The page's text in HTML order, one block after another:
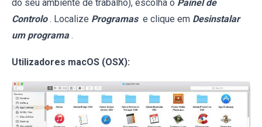
do seu ambiente de trabalho), escolha o Painel de
Controlo . Localize Programas e clique em Desinstalar
um programa .
Utilizadores macOS (OSX):